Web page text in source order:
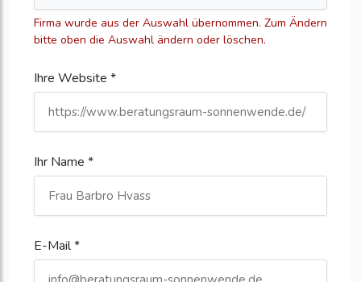
Firma wurde aus der Auswahl übernommen. Zum Ändern
bitte oben die Auswahl ändern oder löschen.
Ihre Website *
Ihr Name *
E-Mail *